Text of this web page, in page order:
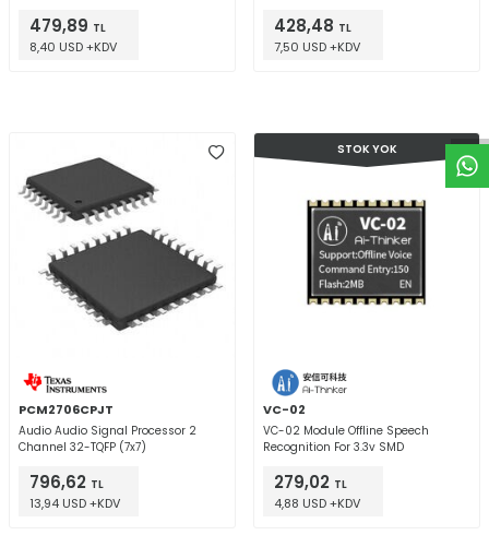
479,89 TL
8,40 USD +KDV
428,48 TL
7,50 USD +KDV
PCM2706CPJT
Audio Audio Signal Processor 2
Channel 32-TQFP (7x7)
796,62 TL
13,94 USD +KDV
STOK YOK
VC-02
VC-02 Module Offline Speech
Recognition For 3.3v SMD
279,02 TL
4,88 USD +KDV